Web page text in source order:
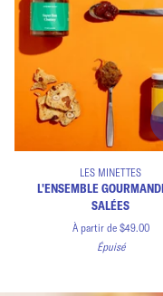
gourmandises
LES MINETTES
L'ENSEMBLE
SALÉES
À partir de $49.00
Épuisé